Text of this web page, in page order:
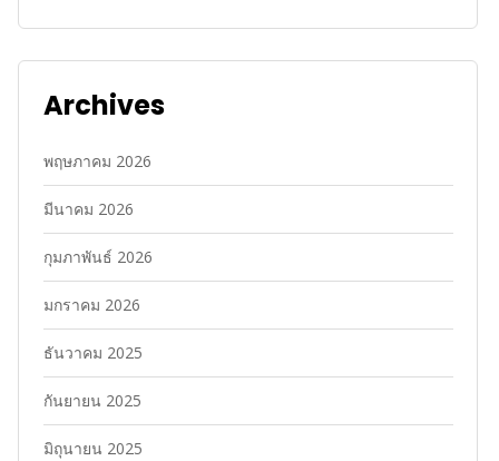
Archives
พฤษภาคม 2026
มีนาคม 2026
กุมภาพันธ์ 2026
มกราคม 2026
ธันวาคม 2025
กันยายน 2025
มิถุนายน 2025